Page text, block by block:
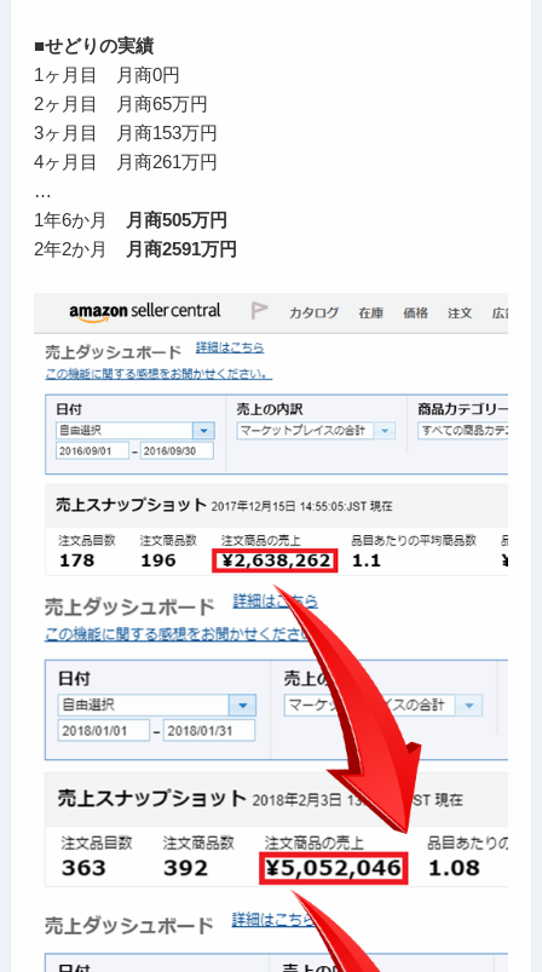
■せどりの実績
1ヶ月目 月商0円
2ヶ月目 月商65万円
3ヶ月目 月商153万円
4ヶ月目 月商261万円
…
1年6か月
月商505万円
2年2か月
月商2591万円